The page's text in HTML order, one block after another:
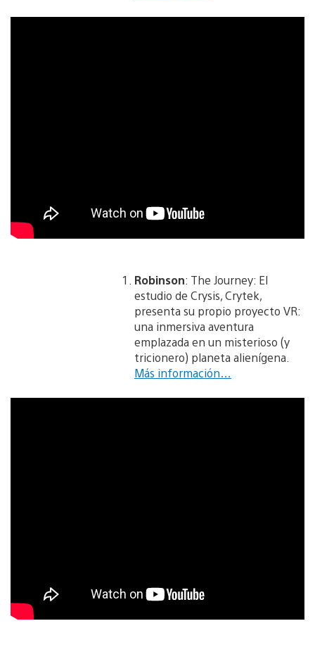
Robinson: The Journey: El
estudio de Crysis, Crytek,
presenta su propio proyecto VR:
una inmersiva aventura
emplazada en un misterioso (y
tricionero) planeta alienígena.
Más información…